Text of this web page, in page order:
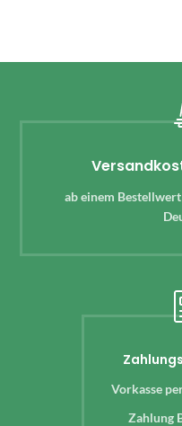
ab einem
Vorkasse
Zahlung